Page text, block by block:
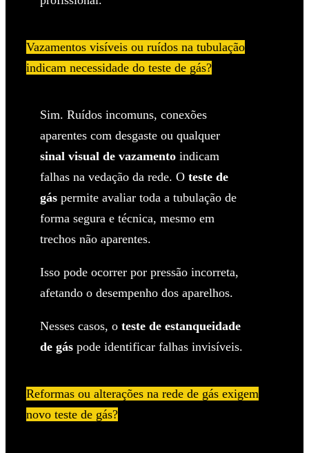
Vazamentos visíveis ou ruídos na tubulação
indicam necessidade do teste de gás?
Sim. Ruídos incomuns, conexões
aparentes com desgaste ou qualquer
sinal visual de vazamento indicam
falhas na vedação da rede. O teste de
gás permite avaliar toda a tubulação de
forma segura e técnica, mesmo em
trechos não aparentes.
Isso pode ocorrer por pressão incorreta,
afetando o desempenho dos aparelhos.
Nesses casos, o teste de estanqueidade
de gás pode identificar falhas invisíveis.
Reformas ou alterações na rede de gás exigem
novo teste de gás?